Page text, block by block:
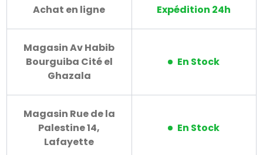
Achat en ligne Expédition 24h
Magasin Av Habib
Bourguiba Cité el
Ghazala
En Stock
Magasin Rue de la
Palestine 14,
Lafayette
En Stock